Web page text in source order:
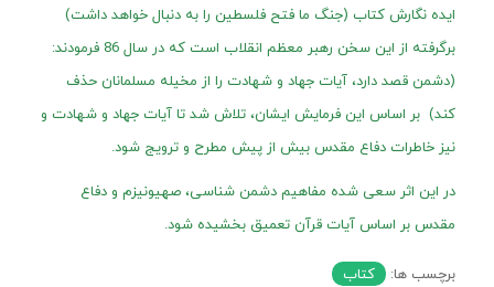
ایده نگارش کتاب (جنگ ما فتح فلسطین را به دنبال خواهد داشت)
برگرفته از این سخن رهبر معظم انقلاب است که در سال 86 فرمودند:
(دشمن قصد دارد، آیات جهاد و شهادت را از مخیله مسلمانان حذف
کند) بر اساس این فرمایش ایشان، تلاش شد تا آیات جهاد و شهادت و
نیز خاطرات دفاع مقدس بیش از پیش مطرح و ترویج شود.
در این اثر سعی شده مفاهیم دشمن شناسی، صهیونیزم و دفاع
مقدس بر اساس آیات قرآن تعمیق بخشیده شود.
برچسب ها: کتاب